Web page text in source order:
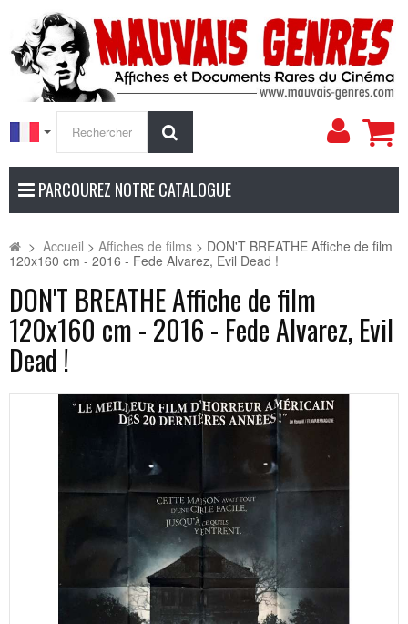
Mon
PARCOUREZ NOTRE CATALOGUE
> Accueil > Affiches de films > DON'T BREATHE Affiche de film
120x160 cm - 2016 - Fede Alvarez, Evil Dead !
DON'T BREATHE Affiche de film
120x160 cm - 2016 - Fede Alvarez, Evil
Dead !